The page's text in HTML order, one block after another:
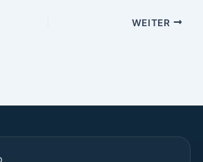
WEITER